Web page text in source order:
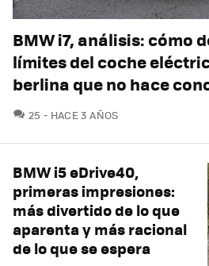
BMW i7, análisis: cómo
límites del coche
berlina que no hace
25 COMENTARIOS
HACE 3 AÑOS
BMW i5 eDrive40,
primeras impresiones:
más divertido de lo que
aparenta y más racional
de lo que se espera